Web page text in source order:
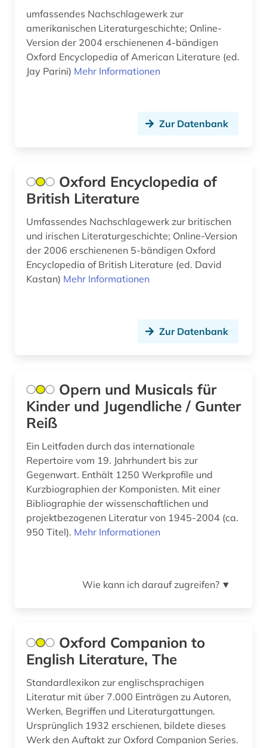
nationalsozialismus (1)
nationalsozialistischer verbrecher (1)
niederlande (8)
niederlandistik (1)
niedersachsen (1)
niederösterreich (1)
nobelpreisträger (1)
oper (2)
orientalistik (1)
ort (1)
ostfriesland (1)
osttirol (1)
personenname (1)
philosoph (2)
philosophie (1)
photograph (3)
photographie (1)
umfassendes Nachschlagewerk zur
amerikanischen Literaturgeschichte; Online-
Version der 2004 erschienenen 4-bändigen
Oxford Encyclopedia of American Literature (ed.
Jay Parini) Mehr Informationen
Zur Datenbank
Oxford Encyclopedia of
British Literature
Umfassendes Nachschlagewerk zur britischen
und irischen Literaturgeschichte; Online-Version
der 2006 erschienenen 5-bändigen Oxford
Encyclopedia of British Literature (ed. David
Kastan) Mehr Informationen
Zur Datenbank
Opern und Musicals für
Kinder und Jugendliche / Gunter
Reiß
Ein Leitfaden durch das internationale
Repertoire vom 19. Jahrhundert bis zur
Gegenwart. Enthält 1250 Werkprofile und
Kurzbiographien der Komponisten. Mit einer
Bibliographie der wissenschaftlichen und
projektbezogenen Literatur von 1945-2004 (ca.
950 Titel). Mehr Informationen
Wie kann ich darauf zugreifen? ▼
Oxford Companion to
English Literature, The
Standardlexikon zur englischsprachigen
Literatur mit über 7.000 Einträgen zu Autoren,
Werken, Begriffen und Literaturgattungen.
Ursprünglich 1932 erschienen, bildete dieses
Werk den Auftakt zur Oxford Companion Series.